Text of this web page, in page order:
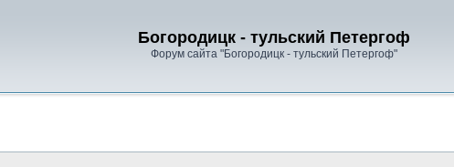
Богородицк - тульский Петергоф
Форум сайта "Богородицк - тульский Петергоф"